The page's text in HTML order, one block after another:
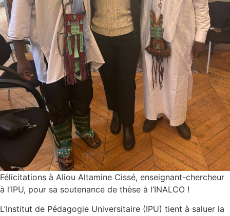
Félicitations à Aliou Altamine Cissé, enseignant-chercheur
à l’IPU, pour sa soutenance de thèse à l’INALCO !
L’Institut de Pédagogie Universitaire (IPU) tient à saluer la